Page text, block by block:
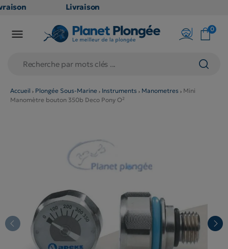
Livraison
en point
79€
(hors
produits
éligibles)
 0
Accueil Plongée Sous-Marine Instruments Manometres
Mini
Manomètre bouton 350b Deco Pony O²